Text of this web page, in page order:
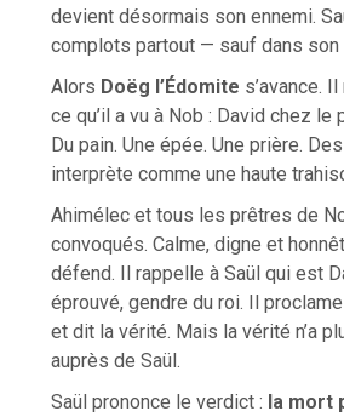
devient désormais son ennemi.
complots partout — sauf dans son
Alors Doëg l’Édomite s’avance.
ce qu’il a vu à Nob : David chez le
Du pain. Une épée. Une prière.
interprète comme une haute
Ahimélec et tous les prêtres de
convoqués. Calme, digne et
défend. Il rappelle à Saül qui est
éprouvé, gendre du roi. Il
et dit la vérité. Mais la vérité n’a
auprès de Saül.
Saül prononce le verdict : la mort